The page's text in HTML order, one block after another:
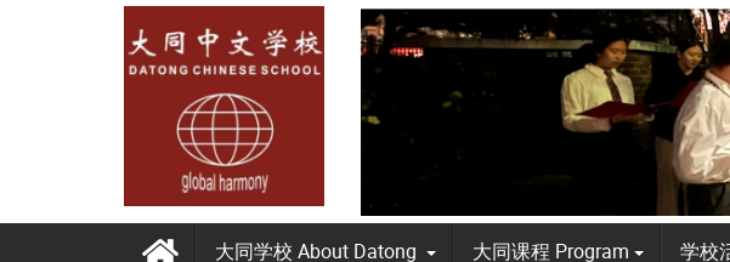
大同学校 About Datong 大同课程 Program 学校